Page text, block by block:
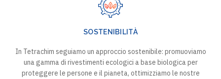
SOSTENIBILITÀ
In Tetrachim seguiamo un approccio sostenibile: promuoviamo
una gamma di rivestimenti ecologici a base biologica per
proteggere le persone e il pianeta, ottimizziamo le nostre